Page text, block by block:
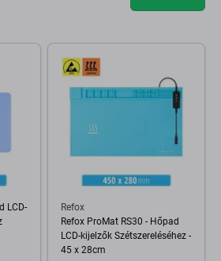
LCD-
Refox
Refox ProMat RS30 - Hőpad
LCD-kijelzők Szétszereléséhez -
45 x 28cm